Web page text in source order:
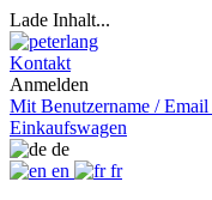
Lade Inhalt...
Kontakt
Anmelden
Mit Benutzername / Email
Einkaufswagen
de
en
fr